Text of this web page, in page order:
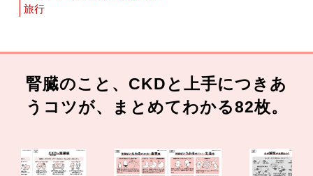
旅行
腎臓のこと、CKDと上手につきあ
うコツが、まとめてわかる82枚。